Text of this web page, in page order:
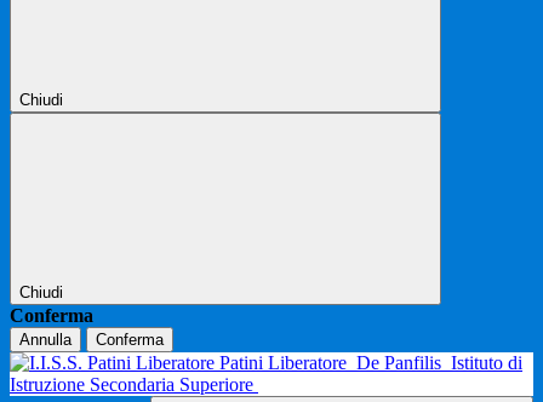
Chiudi
Chiudi
Conferma
Annulla Conferma
Patini Liberatore De Panfilis Istituto di
Istruzione Secondaria Superiore